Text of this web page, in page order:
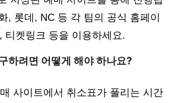
, 롯데, NC 등 각 팀의 공식 홈페이
티켓링크 등을 이용하세요.
하려면 어떻게 해야 하나요?
사이트에서 취소표가 풀리는 시간